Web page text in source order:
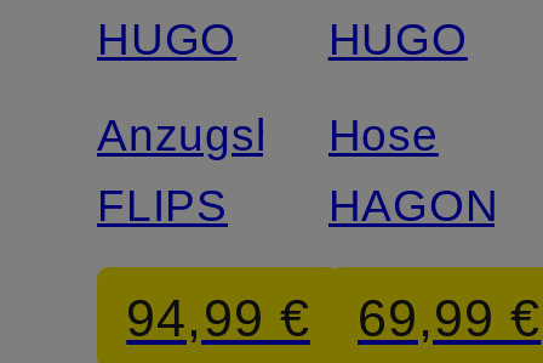
HUGO
Anzugshose
FLIPS
94,99 €
HUGO
Hose
HAGONIA
69,99 €